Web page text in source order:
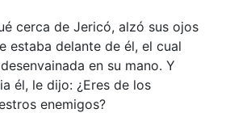
cerca de Jericó, alzó sus ojos
estaba delante de él, el cual
en su mano. Y
él, le dijo: ¿Eres de los
enemigos?